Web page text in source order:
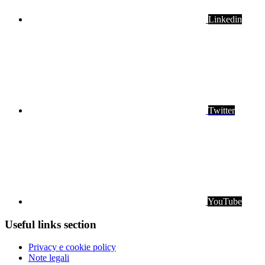
Linkedin
Twitter
YouTube
prints
Useful links section
Privacy e cookie policy
Note legali